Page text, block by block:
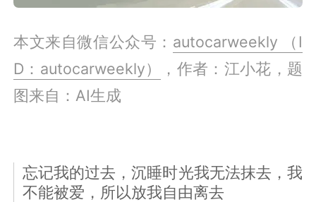
本文来自微信公众号： autocarweekly （I
D：autocarweekly）
，作者：江小花，题
图来自：AI生成
忘记我的过去，沉睡时光我无法抹去，我
不能被爱，所以放我自由离去